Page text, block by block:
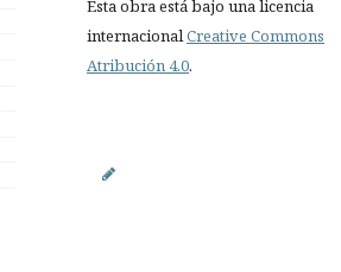
Esta obra está bajo una licencia
internacionalCreative Commons
Atribución 4.0.